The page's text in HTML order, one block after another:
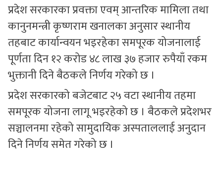
प्रदेश सरकारका प्रवक्ता एवम् आन्तरिक मामिला तथा
कानुनमन्त्री कृष्णराम खनालका अनुसार स्थानीय
तहबाट कार्यान्वयन भइरहेका समपूरक योजनालाई
पूर्णता दिन १२ करोड ४८ लाख ३७ हजार रुपैयाँ रकम
भुक्तानी दिने बैठकले निर्णय गरेको छ ।
प्रदेश सरकारको बजेटबाट २५ वटा स्थानीय तहमा
समपूरक योजना लागू भइरहेको छ । बैठकले प्रदेशभर
सञ्चालनमा रहेको सामुदायिक अस्पताललाई अनुदान
दिने निर्णय समेत गरेको छ ।